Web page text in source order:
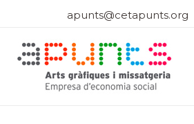
apunts@cetapunts.org